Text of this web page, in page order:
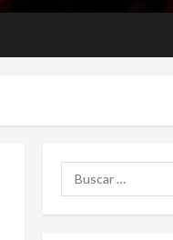
Buscar: